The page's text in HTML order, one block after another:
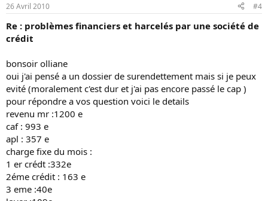
26 Avril 2010 #4
Re : problèmes financiers et harcelés par une société de
crédit
bonsoir olliane
oui j'ai pensé a un dossier de surendettement mais si je peux
evité (moralement c'est dur et j'ai pas encore passé le cap )
pour répondre a vos question voici le details
revenu mr :1200 e
caf : 993 e
apl : 357 e
charge fixe du mois :
1 er crédt :332e
2éme crédit : 163 e
3 eme :40e